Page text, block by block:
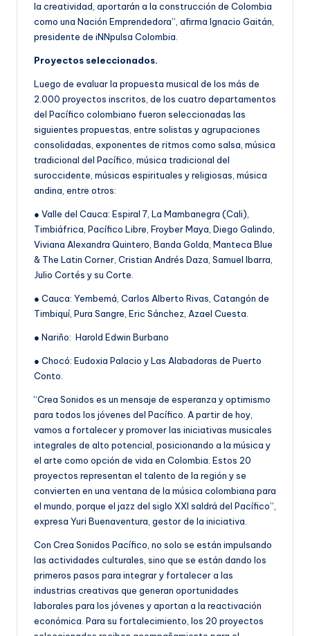
la creatividad, aportarán a la construcción de Colombia
como una Nación Emprendedora”, afirma Ignacio Gaitán,
presidente de iNNpulsa Colombia.
Proyectos seleccionados.
Luego de evaluar la propuesta musical de los más de
2.000 proyectos inscritos, de los cuatro departamentos
del Pacífico colombiano fueron seleccionadas las
siguientes propuestas, entre solistas y agrupaciones
consolidadas, exponentes de ritmos como salsa, música
tradicional del Pacífico, música tradicional del
suroccidente, músicas espirituales y religiosas, música
andina, entre otros:
● Valle del Cauca: Espiral 7, La Mambanegra (Cali),
Timbiáfrica, Pacífico Libre, Froyber Maya, Diego Galindo,
Viviana Alexandra Quintero, Banda Golda, Manteca Blue
& The Latin Corner, Cristian Andrés Daza, Samuel Ibarra,
Julio Cortés y su Corte.
● Cauca: Yembemá, Carlos Alberto Rivas, Catangón de
Timbiquí, Pura Sangre, Eric Sánchez, Azael Cuesta.
● Nariño: Harold Edwin Burbano
● Chocó: Eudoxia Palacio y Las Alabadoras de Puerto
Conto.
“Crea Sonidos es un mensaje de esperanza y optimismo
para todos los jóvenes del Pacífico. A partir de hoy,
vamos a fortalecer y promover las iniciativas musicales
integrales de alto potencial, posicionando a la música y
el arte como opción de vida en Colombia. Estos 20
proyectos representan el talento de la región y se
convierten en una ventana de la música colombiana para
el mundo, porque el jazz del siglo XXI saldrá del Pacífico”,
expresa Yuri Buenaventura, gestor de la iniciativa.
Con Crea Sonidos Pacífico, no solo se están impulsando
las actividades culturales, sino que se están dando los
primeros pasos para integrar y fortalecer a las
industrias creativas que generan oportunidades
laborales para los jóvenes y aportan a la reactivación
económica. Para su fortalecimiento, los 20 proyectos